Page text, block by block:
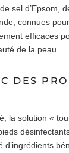
sel d’Epsom,
connues
efficaces
de la peau.
DES
la solution «